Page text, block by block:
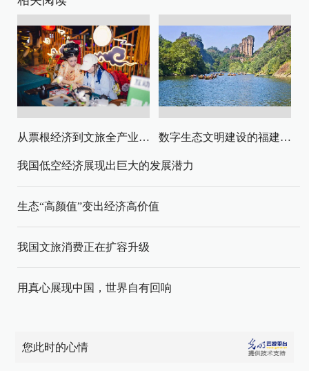
从票根经济到文旅全产业链升级 数字生态文明建设的福建路径与启示
我国低空经济展现出巨大的发展潜力
生态“高颜值”变出经济高价值
我国文旅消费正在扩容升级
用真心展现中国，世界自有回响
您此时的心情